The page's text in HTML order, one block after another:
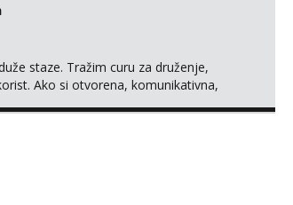
staze. Tražim curu za druženje,
Ako si otvorena, komunikativna,